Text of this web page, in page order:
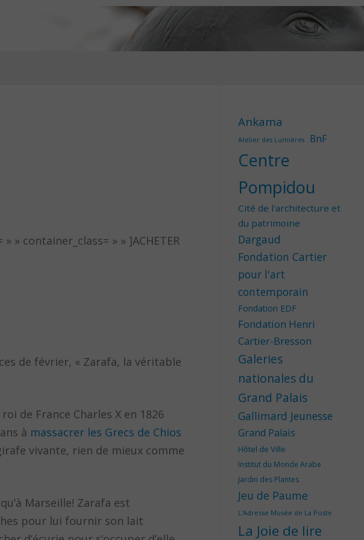
» container_class= » » ]ACHETER
de février, « Zarafa, la véritable
de France Charles X en 1826
à massacrer les Grecs de Chios
vivante, rien de mieux comme
Marseille! Zarafa est
pour lui fournir son lait
Ankama
Atelier des Lumières BnF
Centre
Pompidou
Cité de l'architecture et
du patrimoine
Dargaud
Fondation Cartier
pour l'art
contemporain
Fondation EDF
Fondation Henri
Cartier-Bresson
Galeries
nationales du
Grand Palais
Gallimard Jeunesse
Grand Palais
Hôtel de Ville
Institut du Monde Arabe
Jardin des Plantes
Jeu de Paume
L'Adresse Musée de La Poste
La Joie de lire